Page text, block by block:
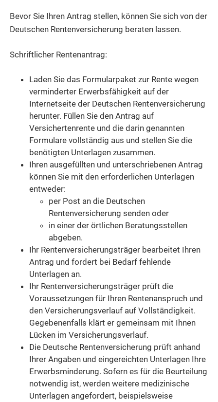
Bevor Sie Ihren Antrag stellen, können Sie sich von der
Deutschen Rentenversicherung beraten lassen.
Schriftlicher Rentenantrag:
Laden Sie das Formularpaket zur Rente wegen
verminderter Erwerbsfähigkeit auf der
Internetseite der Deutschen Rentenversicherung
herunter. Füllen Sie den Antrag auf
Versichertenrente und die darin genannten
Formulare vollständig aus und stellen Sie die
benötigten Unterlagen zusammen.
Ihren ausgefüllten und unterschriebenen Antrag
können Sie mit den erforderlichen Unterlagen
entweder:
per Post an die Deutschen
Rentenversicherung senden oder
in einer der örtlichen Beratungsstellen
abgeben.
Ihr Rentenversicherungsträger bearbeitet Ihren
Antrag und fordert bei Bedarf fehlende
Unterlagen an.
Ihr Rentenversicherungsträger prüft die
Voraussetzungen für Ihren Rentenanspruch und
den Versicherungsverlauf auf Vollständigkeit.
Gegebenenfalls klärt er gemeinsam mit Ihnen
Lücken im Versicherungsverlauf.
Die Deutsche Rentenversicherung prüft anhand
Ihrer Angaben und eingereichten Unterlagen Ihre
Erwerbsminderung. Sofern es für die Beurteilung
notwendig ist, werden weitere medizinische
Unterlagen angefordert, beispielsweise